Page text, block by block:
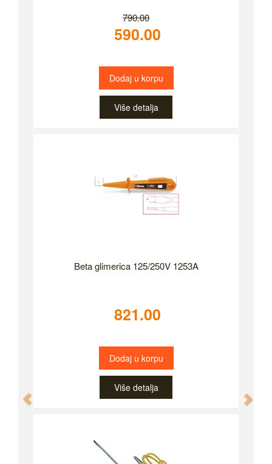
790.00
590.00
Dodaj u korpu
Više detalja
Beta glimerica 125/250V 1253A
821.00
Dodaj u korpu
Više detalja